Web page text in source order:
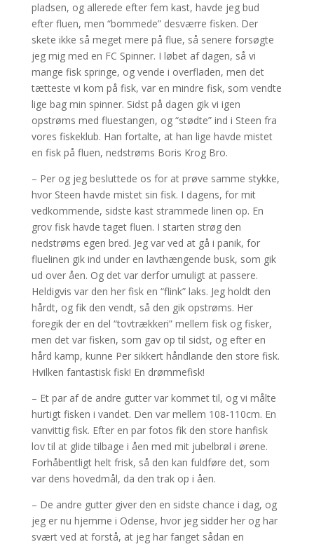
pladsen, og allerede efter fem kast, havde jeg bud
efter fluen, men “bommede” desværre fisken. Der
skete ikke så meget mere på flue, så senere forsøgte
jeg mig med en FC Spinner. I løbet af dagen, så vi
mange fisk springe, og vende i overfladen, men det
tætteste vi kom på fisk, var en mindre fisk, som vendte
lige bag min spinner. Sidst på dagen gik vi igen
opstrøms med fluestangen, og “stødte” ind i Steen fra
vores fiskeklub. Han fortalte, at han lige havde mistet
en fisk på fluen, nedstrøms Boris Krog Bro.
– Per og jeg besluttede os for at prøve samme stykke,
hvor Steen havde mistet sin fisk. I dagens, for mit
vedkommende, sidste kast strammede linen op. En
grov fisk havde taget fluen. I starten strøg den
nedstrøms egen bred. Jeg var ved at gå i panik, for
fluelinen gik ind under en lavthængende busk, som gik
ud over åen. Og det var derfor umuligt at passere.
Heldigvis var den her fisk en “flink” laks. Jeg holdt den
hårdt, og fik den vendt, så den gik opstrøms. Her
foregik der en del “tovtrækkeri” mellem fisk og fisker,
men det var fisken, som gav op til sidst, og efter en
hård kamp, kunne Per sikkert håndlande den store fisk.
Hvilken fantastisk fisk! En drømmefisk!
– Et par af de andre gutter var kommet til, og vi målte
hurtigt fisken i vandet. Den var mellem 108-110cm. En
vanvittig fisk. Efter en par fotos fik den store hanfisk
lov til at glide tilbage i åen med mit jubelbrøl i ørene.
Forhåbentligt helt frisk, så den kan fuldføre det, som
var dens hovedmål, da den trak op i åen.
– De andre gutter giver den en sidste chance i dag, og
jeg er nu hjemme i Odense, hvor jeg sidder her og har
svært ved at forstå, at jeg har fanget sådan en